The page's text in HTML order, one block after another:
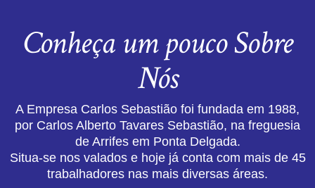
Conheça um pouco Sobre
Nós
A Empresa Carlos Sebastião foi fundada em 1988,
por Carlos Alberto Tavares Sebastião, na freguesia
de Arrifes em Ponta Delgada.
Situa-se nos valados e hoje já conta com mais de 45
trabalhadores nas mais diversas áreas.